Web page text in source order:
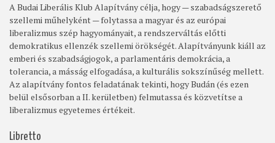
A Budai Liberális Klub Alapítvány célja, hogy — szabadságszerető
szellemi műhelyként — folytassa a magyar és az európai
liberalizmus szép hagyományait, a rendszerváltás előtti
demokratikus ellenzék szellemi örökségét. Alapítványunk kiáll az
emberi és szabadságjogok, a parlamentáris demokrácia, a
tolerancia, a másság elfogadása, a kulturális sokszínűség mellett.
Az alapítvány fontos feladatának tekinti, hogy Budán (és ezen
belül elsősorban a II. kerületben) felmutassa és közvetítse a
liberalizmus egyetemes értékeit.
Libretto